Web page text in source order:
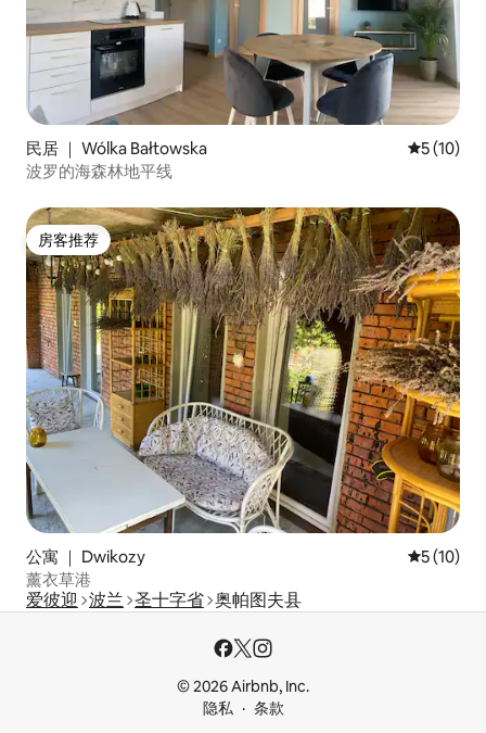
民居 ｜ Wólka Bałtowska 平均评分
5 (10)
波罗的海森林地平线
房客推荐
房客推荐
公寓 ｜ Dwikozy 平均评分
5 (10)
薰衣草港
爱彼迎 波兰 圣十字省 奥帕图夫县
© 2026 Airbnb, Inc.
隐私
条款